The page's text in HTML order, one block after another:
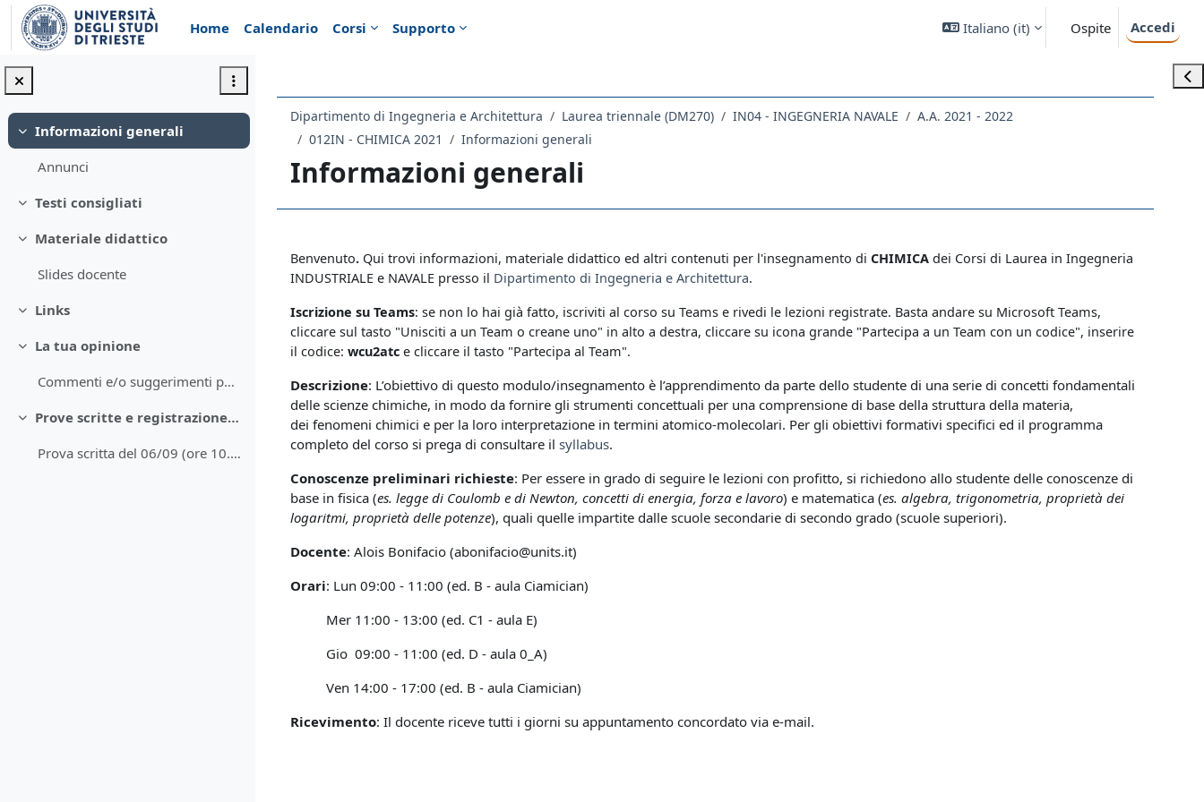
Vai al contenuto principale
Home
Calendario Corsi Supporto Italiano ‎(it)‎ Ospite Accedi
Minimizza
Informazioni generali
Annunci
Minimizza
Testi consigliati
Minimizza
Materiale didattico
Slides docente
Minimizza
Links
Minimizza
La tua opinione
Commenti e/o suggerimenti per il corso
Minimizza
Prove scritte e registrazione voti
Prova scritta del 06/09 (ore 10.00)
Dipartimento di Ingegneria e Architettura Laurea triennale (DM270) IN04 - INGEGNERIA NAVALE
A.A. 2021 - 2022
012IN - CHIMICA 2021
Informazioni generali
Informazioni generali
Schema della sezione
Benvenuto. Qui trovi informazioni, materiale didattico ed altri contenuti per l'insegnamento di CHIMICA dei Corsi di Laurea in Ingegneria
INDUSTRIALE e NAVALE presso il Dipartimento di Ingegneria e Architettura.
Iscrizione su Teams: se non lo hai già fatto, iscriviti al corso su Teams e rivedi le lezioni registrate. Basta andare su Microsoft Teams,
cliccare sul tasto "Unisciti a un Team o creane uno" in alto a destra, cliccare su icona grande "Partecipa a un Team con un codice", inserire
il codice: wcu2atc e cliccare il tasto "Partecipa al Team".
Descrizione: L’obiettivo di questo modulo/insegnamento è l’apprendimento da parte dello studente di una serie di concetti fondamentali
delle scienze chimiche, in modo da fornire gli strumenti concettuali per una comprensione di base della struttura della materia,
dei fenomeni chimici e per la loro interpretazione in termini atomico-molecolari. Per gli obiettivi formativi specifici ed il programma
completo del corso si prega di consultare il syllabus.
Conoscenze preliminari richieste: Per essere in grado di seguire le lezioni con profitto, si richiedono allo studente delle conoscenze di
base in fisica (es. legge di Coulomb e di Newton, concetti di energia, forza e lavoro) e matematica (es. algebra, trigonometria, proprietà dei
logaritmi, proprietà delle potenze), quali quelle impartite dalle scuole secondarie di secondo grado (scuole superiori).
Docente: Alois Bonifacio (abonifacio@units.it)
Orari: Lun 09:00 - 11:00 (ed. B - aula Ciamician)
Mer 11:00 - 13:00 (ed. C1 - aula E)
Gio 09:00 - 11:00 (ed. D - aula 0_A)
Ven 14:00 - 17:00 (ed. B - aula Ciamician)
Ricevimento: Il docente riceve tutti i giorni su appuntamento concordato via e-mail.